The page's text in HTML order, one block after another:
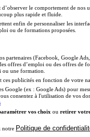
alternance
alternance
filière les plus
d’observer le comportement de
plus rapide et fluide.
enfin de personnaliser les
ou de formations proposées.
partenaires (Facebook, Google
offres d’emploi ou des offres de
une formation.
ces publicités en fonction de votre
Google (ex : Google Ads) pour
consentez à l'utilisation de vos
vos choix ou retirer
notre Politique de